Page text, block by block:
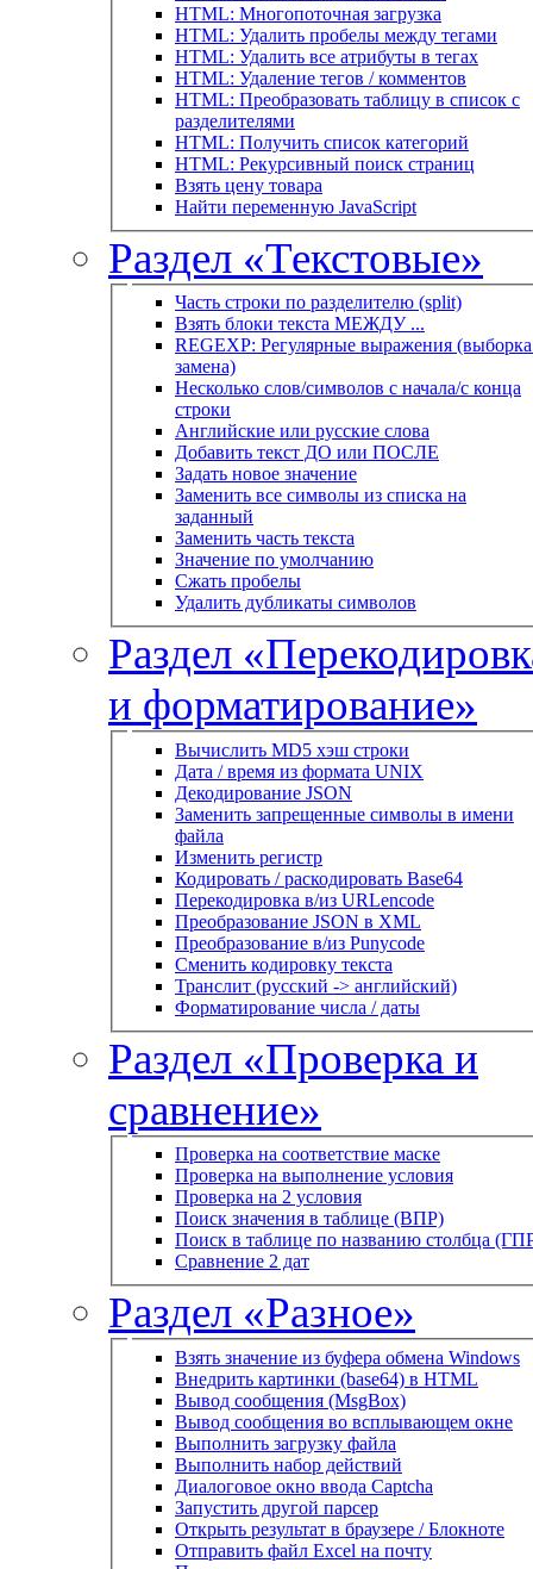
HTML: Многопоточная загрузка
HTML: Удалить пробелы между тегами
HTML: Удалить все атрибуты в тегах
HTML: Удаление тегов / комментов
HTML: Преобразовать таблицу в список с
разделителями
HTML: Получить список категорий
HTML: Рекурсивный поиск страниц
Взять цену товара
Найти переменную JavaScript
Раздел «Текстовые»
Часть строки по разделителю (split)
Взять блоки текста МЕЖДУ ...
REGEXP: Регулярные выражения
замена)
Несколько слов/символов с начала/с конца
строки
Английские или русские слова
Добавить текст ДО или ПОСЛЕ
Задать новое значение
Заменить все символы из списка на
заданный
Заменить часть текста
Значение по умолчанию
Сжать пробелы
Удалить дубликаты символов
Раздел
и форматирование»
Вычислить MD5 хэш строки
Дата / время из формата UNIX
Декодирование JSON
Заменить запрещенные символы в имени
файла
Изменить регистр
Кодировать / раскодировать Base64
Перекодировка в/из URLencode
Преобразование JSON в XML
Преобразование в/из Punycode
Сменить кодировку текста
Транслит (русский -> английский)
Форматирование числа / даты
Раздел «Проверка и
сравнение»
Проверка на соответствие маске
Проверка на выполнение условия
Проверка на 2 условия
Поиск значения в таблице (ВПР)
Поиск в таблице по названию столбца
Сравнение 2 дат
Раздел «Разное»
Взять значение из буфера обмена Windows
Внедрить картинки (base64) в HTML
Вывод сообщения (MsgBox)
Вывод сообщения во всплывающем окне
Выполнить загрузку файла
Выполнить набор действий
Диалоговое окно ввода Captcha
Запустить другой парсер
Открыть результат в браузере / Блокноте
Отправить файл Excel на почту